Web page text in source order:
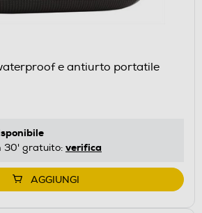
e antiurto portatile
30' gratuito: verifica
AGGIUNGI